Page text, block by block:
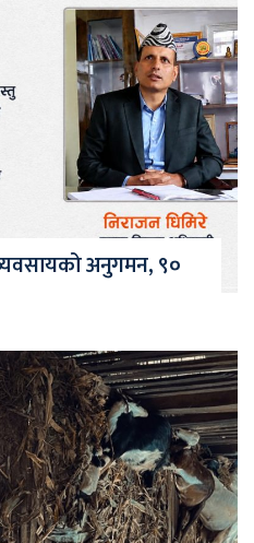
अनुगमन, ९०